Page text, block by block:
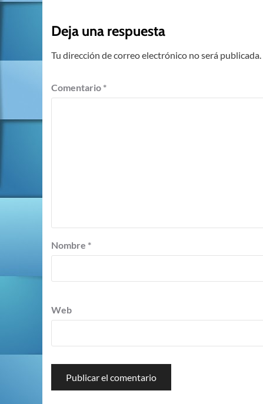
Deja una respuesta
Tu dirección de correo electrónico no será publicada.
Comentario *
Nombre *
Web